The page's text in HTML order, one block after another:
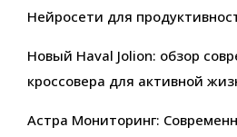
Нейросети для
Новый Haval Jolion: обзор
кроссовера для активной
Астра Мониторинг: